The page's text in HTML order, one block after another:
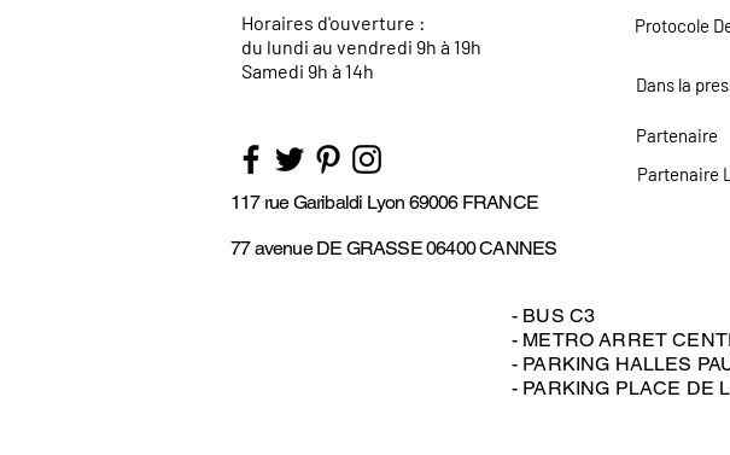
Horaires d'ouverture :
du lundi au vendredi 9h à 19h
Samedi 9h à 14h
Protocole
Dans la
Partenaire
Partenaire
117 rue Garibaldi Lyon 69006 FRANCE
77 avenue DE GRASSE 06400 CANNES
- BUS C3
- METRO ARRET
- PARKING HALLES
- PARKING PLACE DE